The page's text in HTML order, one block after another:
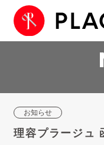
お知らせ
理容プラージュ